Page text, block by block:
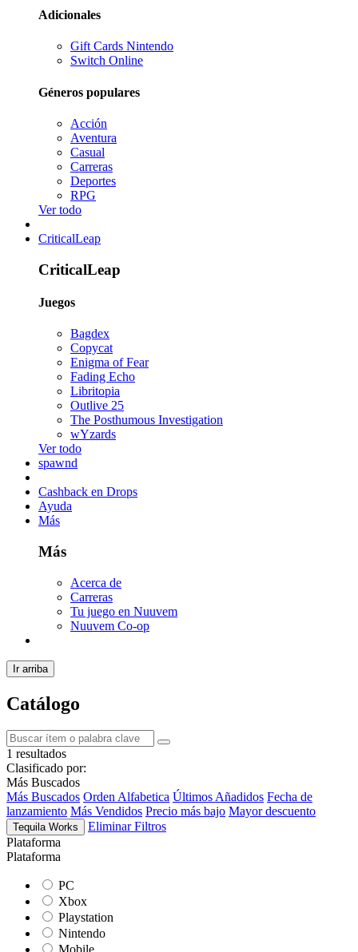
Adicionales
Gift Cards Nintendo
Switch Online
Géneros populares
Acción
Aventura
Casual
Carreras
Deportes
RPG
Ver todo
CriticalLeap
CriticalLeap
Juegos
Bagdex
Copycat
Enigma of Fear
Fading Echo
Libritopia
Outlive 25
The Posthumous Investigation
wYzards
Ver todo
spawnd
Cashback en Drops
Ayuda
Más
Más
Acerca de
Carreras
Tu juego en Nuuvem
Nuuvem Co-op
Ir arriba
Catálogo
1 resultados
Clasificado por:
Más Buscados
Más Buscados Orden Alfabetica Últimos Añadidos Fecha de
lanzamiento Más Vendidos Precio más bajo Mayor descuento
Tequila Works
Eliminar Filtros
Plataforma
Plataforma
PC
Xbox
Playstation
Nintendo